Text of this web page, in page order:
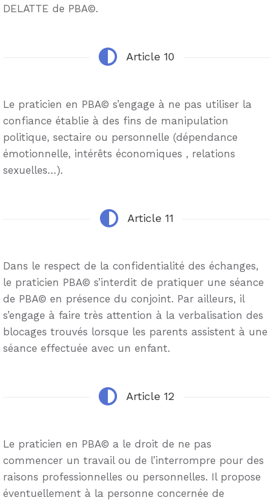
DELATTE de PBA©.
Article 10
Le praticien en PBA© s’engage à ne pas utiliser la
confiance établie à des fins de manipulation
politique, sectaire ou personnelle (dépendance
émotionnelle, intérêts économiques , relations
sexuelles…).
Article 11
Dans le respect de la confidentialité des échanges,
le praticien PBA© s’interdit de pratiquer une séance
de PBA© en présence du conjoint. Par ailleurs, il
s’engage à faire très attention à la verbalisation des
blocages trouvés lorsque les parents assistent à une
séance effectuée avec un enfant.
Article 12
Le praticien en PBA© a le droit de ne pas
commencer un travail ou de l’interrompre pour des
raisons professionnelles ou personnelles. Il propose
éventuellement à la personne concernée de